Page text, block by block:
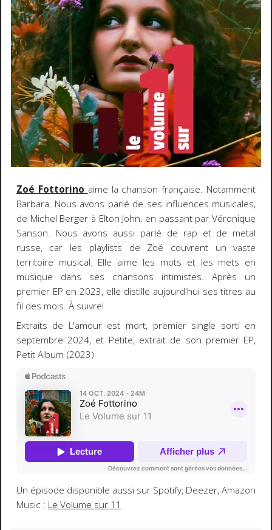
Zoé Fottorino aime la chanson française. Notamment
Barbara. Nous avons parlé de ses influences musicales,
de Michel Berger à Elton John, en passant par Véronique
Sanson. Nous avons aussi parlé de rap et de metal
russe, car les playlists de Zoé couvrent un vaste
territoire musical. Elle aime les mots et les mets en
musique dans ses chansons intimistes. Après un
premier EP en 2023, elle distille aujourd'hui ses titres au
fil des mois. À suivre!
Extraits de L'amour est mort, premier single sorti en
septembre 2024, et Petite, extrait de son premier EP,
Petit Album (2023)
Un épisode disponible aussi sur Spotify, Deezer, Amazon
Music : Le Volume sur 11